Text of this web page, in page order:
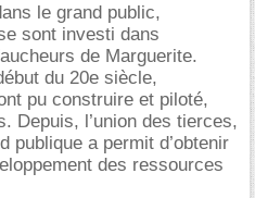
le grand public,
sont investi dans
de Marguerite.
du 20e siècle,
pu construire et piloté,
Depuis, l’union des tierces,
publique a permit d’obtenir
des ressources